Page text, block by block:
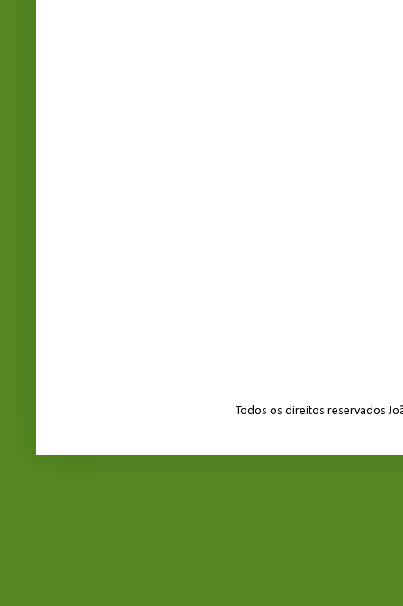
Todos os direitos reservados